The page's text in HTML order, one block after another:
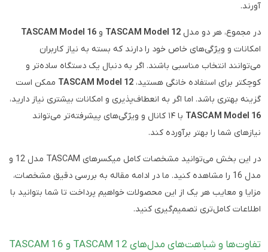
آورند.
در مجموع، هر دو مدل TASCAM Model 12 و TASCAM Model 16
امکانات و ویژگی‌های خاص خود را دارند که بسته به نیاز کاربران
می‌توانند انتخاب مناسبی باشند. اگر به دنبال یک دستگاه ساده‌تر و
کوچکتر برای استفاده خانگی هستید، TASCAM Model 12 ممکن است
گزینه بهتری باشد. اما اگر به انعطاف‌پذیری و امکانات بیشتری نیاز دارید،
TASCAM Model 16
با ۱۴ کانال و ویژگی‌های پیشرفته‌تر می‌تواند
نیازهای شما را بهتر برآورده کند.
در این بخش می‌توانید مشخصات کامل میکسرهای TASCAM مدل 12 و
مدل 16 را مشاهده کنید. ما در ادامه مقاله به بررسی دقیق مشخصات،
مزایا و معایب هر یک از این محصولات خواهیم پرداخت تا شما بتوانید با
اطلاعات کامل‌تری تصمیم‌گیری کنید.
تفاوت‌ها و شباهت‌های مدل‌های TASCAM 12 و TASCAM 16